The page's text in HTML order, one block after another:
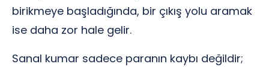
birikmeye başladığında, bir çıkış yolu aramak
ise daha zor hale gelir.
Sanal kumar sadece paranın kaybı değildir;